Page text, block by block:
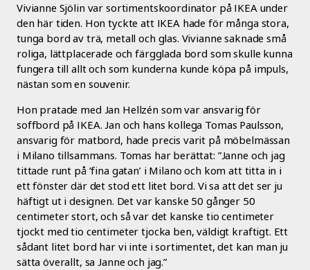
Vivianne Sjölin var sortimentskoordinator på IKEA under
den här tiden. Hon tyckte att IKEA hade för många stora,
tunga bord av trä, metall och glas. Vivianne saknade små
roliga, lättplacerade och färgglada bord som skulle kunna
fungera till allt och som kunderna kunde köpa på impuls,
nästan som en souvenir.
Hon pratade med Jan Hellzén som var ansvarig för
soffbord på IKEA. Jan och hans kollega Tomas Paulsson,
ansvarig för matbord, hade precis varit på möbelmässan
i Milano tillsammans. Tomas har berättat: ”Janne och jag
tittade runt på ’fina gatan’ i Milano och kom att titta in i
ett fönster där det stod ett litet bord. Vi sa att det ser ju
häftigt ut i designen. Det var kanske 50 gånger 50
centimeter stort, och så var det kanske tio centimeter
tjockt med tio centimeter tjocka ben, väldigt kraftigt. Ett
sådant litet bord har vi inte i sortimentet, det kan man ju
sätta överallt, sa Janne och jag.”